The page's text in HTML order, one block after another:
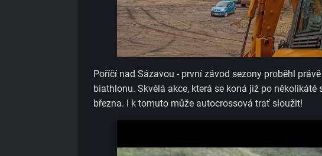
Poříčí nad Sázavou - první závod sezony proběhl
biathlonu. Skvělá akce, která se koná již po několikáté
března. I k tomuto může autocrossová trať sloužit!